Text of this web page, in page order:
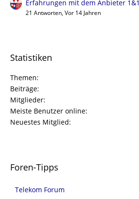
Erfahrungen mit dem Anbieter 1&1
21 Antworten, Vor 14 Jahren
Statistiken
Themen
Beiträge
Mitglieder
Meiste Benutzer online
Neuestes Mitglied
Foren-Tipps
Telekom Forum